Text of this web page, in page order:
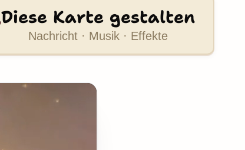
Diese Karte gestalten
Nachricht · Musik · Effekte